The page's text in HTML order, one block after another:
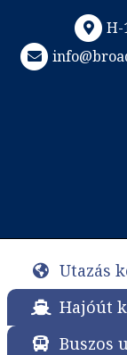
H-
Utazás
Hajóút
Buszos